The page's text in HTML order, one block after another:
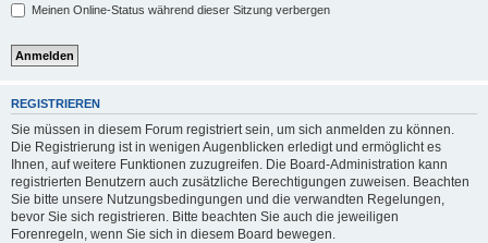
Meinen Online-Status während dieser Sitzung verbergen
REGISTRIEREN
Sie müssen in diesem Forum registriert sein, um sich anmelden zu können.
Die Registrierung ist in wenigen Augenblicken erledigt und ermöglicht es
Ihnen, auf weitere Funktionen zuzugreifen. Die Board-Administration kann
registrierten Benutzern auch zusätzliche Berechtigungen zuweisen. Beachten
Sie bitte unsere Nutzungsbedingungen und die verwandten Regelungen,
bevor Sie sich registrieren. Bitte beachten Sie auch die jeweiligen
Forenregeln, wenn Sie sich in diesem Board bewegen.